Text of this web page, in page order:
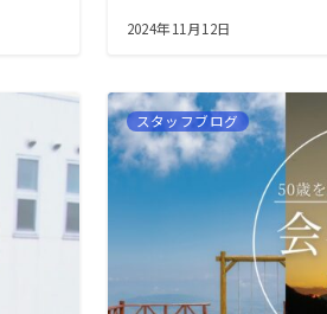
2024年11月12日
スタッフブログ